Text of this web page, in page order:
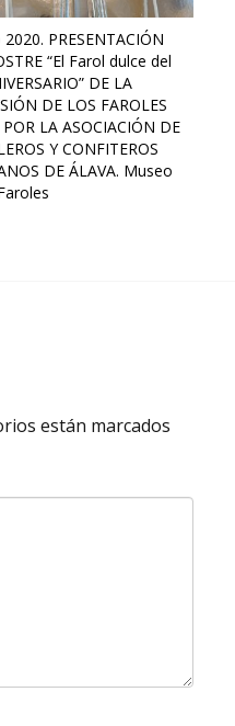
PRESENTACIÓN
“El Farol dulce del
DE LA
DE LOS FAROLES
LA ASOCIACIÓN DE
Y CONFITEROS
DE ÁLAVA. Museo
están marcados